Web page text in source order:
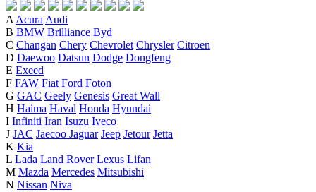
A Acura Audi
B BMW Brilliance Byd
C Changan Chery Chevrolet Chrysler Citroen
D Daewoo Datsun Dodge Dongfeng
E Exeed
F FAW Fiat Ford Foton
G GAC Geely Genesis Great Wall
H Haima Haval Honda Hyundai
I Infiniti Iran Isuzu Iveco
J JAC Jaecoo Jaguar Jeep Jetour Jetta
K Kia
L Lada Land Rover Lexus Lifan
M Mazda Mercedes Mitsubishi
N Nissan Niva